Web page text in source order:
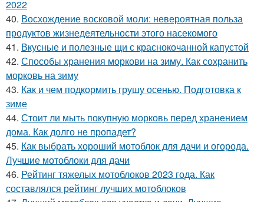
2022
40. Восхождение восковой моли: невероятная польза
продуктов жизнедеятельности этого насекомого
41. Вкусные и полезные щи с краснокочанной капустой
42. Способы хранения моркови на зиму. Как сохранить
морковь на зиму
43. Как и чем подкормить грушу осенью. Подготовка к
зиме
44. Стоит ли мыть покупную морковь перед хранением
дома. Как долго не пропадет?
45. Как выбрать хороший мотоблок для дачи и огорода.
Лучшие мотоблоки для дачи
46. Рейтинг тяжелых мотоблоков 2023 года. Как
составлялся рейтинг лучших мотоблоков